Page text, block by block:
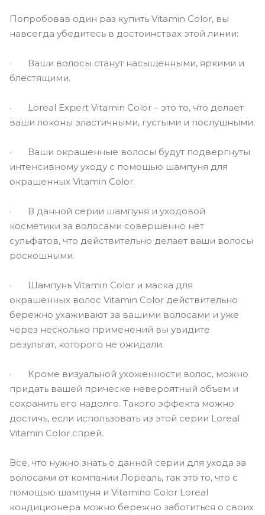
Попробовав один раз купить Vitamin Сolor, вы
навсегда убедитесь в достоинствах этой линии:
· Ваши волосы станут насыщенными, яркими и
блестящими.
· Loreal Expert Vitamin Color – это то, что делает
ваши локоны эластичными, густыми и послушными.
· Ваши окрашенные волосы будут подвергнуты
интенсивному уходу с помощью шампуня для
окрашенных Vitamin Color.
· В данной серии шампуня и уходовой
косметики за волосами совершенно нет
сульфатов, что действительно делает ваши волосы
роскошными.
· Шампунь Vitamin Color и маска для
окрашенных волос Vitamin Color действительно
бережно ухаживают за вашими волосами и уже
через несколько применений вы увидите
результат, которого не ожидали.
· Кроме визуальной ухоженности волос, можно
придать вашей прическе невероятный объем и
сохранить его надолго. Такого эффекта можно
достичь, если использовать из этой серии Loreal
Vitamin Color спрей.
Все, что нужно знать о данной серии для ухода за
волосами от компании Лореаль, так это то, что с
помощью шампуня и Vitamino Color Loreal
кондиционера можно бережно заботиться о своих